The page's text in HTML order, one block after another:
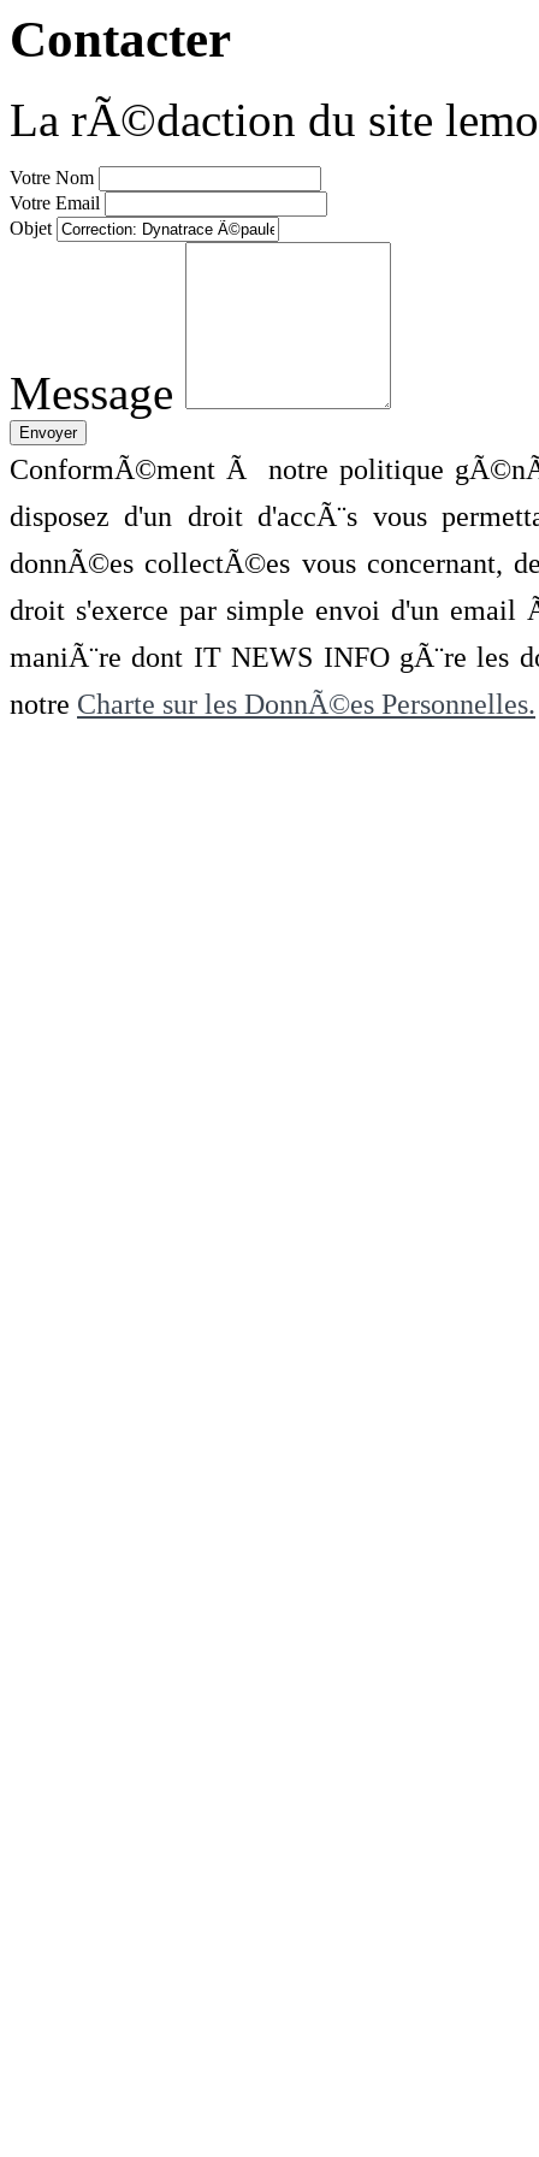
Contacter
La rÃ©daction du site
Votre Nom
Votre Email
Objet
Message
ConformÃ©ment Ã notre politique
disposez d'un droit d'accÃ¨s vous
donnÃ©es collectÃ©es vous concernant,
droit s'exerce par simple envoi d'un
maniÃ¨re dont IT NEWS INFO gÃ¨re les
notre Charte sur les DonnÃ©es Personnelles.